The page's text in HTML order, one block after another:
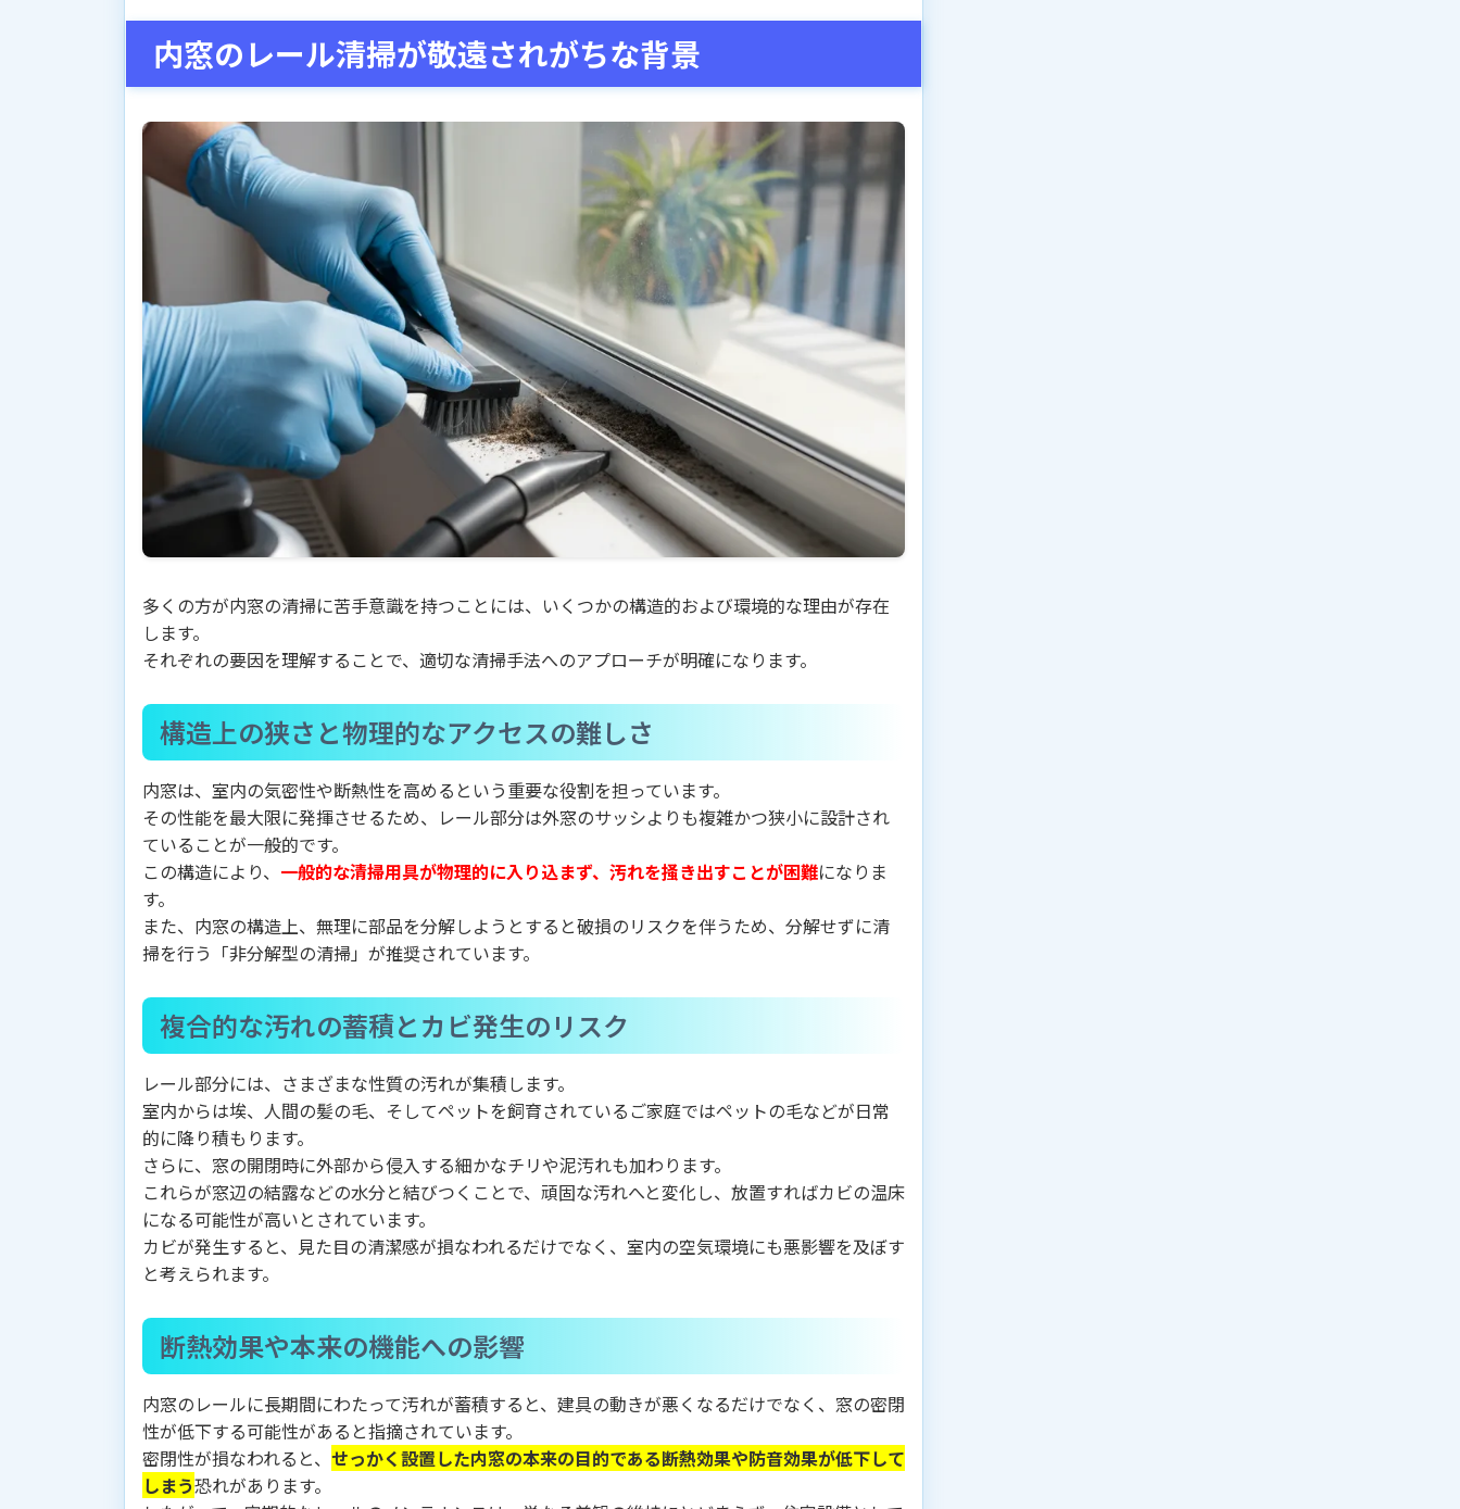
内窓のレール清掃が敬遠されがちな背景
多くの方が内窓の清掃に苦手意識を持つことには、いくつかの構造的および環境的な理由が存在
します。
それぞれの要因を理解することで、適切な清掃手法へのアプローチが明確になります。
構造上の狭さと物理的なアクセスの難しさ
内窓は、室内の気密性や断熱性を高めるという重要な役割を担っています。
その性能を最大限に発揮させるため、レール部分は外窓のサッシよりも複雑かつ狭小に設計され
ていることが一般的です。
この構造により、 一般的な清掃用具が物理的に入り込まず、汚れを掻き出すことが困難になりま
す。
また、内窓の構造上、無理に部品を分解しようとすると破損のリスクを伴うため、分解せずに清
掃を行う「非分解型の清掃」が推奨されています。
複合的な汚れの蓄積とカビ発生のリスク
レール部分には、さまざまな性質の汚れが集積します。
室内からは埃、人間の髪の毛、そしてペットを飼育されているご家庭ではペットの毛などが日常
的に降り積もります。
さらに、窓の開閉時に外部から侵入する細かなチリや泥汚れも加わります。
これらが窓辺の結露などの水分と結びつくことで、頑固な汚れへと変化し、放置すればカビの温床
になる可能性が高いとされています。
カビが発生すると、見た目の清潔感が損なわれるだけでなく、室内の空気環境にも悪影響を及ぼす
と考えられます。
断熱効果や本来の機能への影響
内窓のレールに長期間にわたって汚れが蓄積すると、建具の動きが悪くなるだけでなく、窓の密閉
性が低下する可能性があると指摘されています。
密閉性が損なわれると、 せっかく設置した内窓の本来の目的である断熱効果や防音効果が低下して
しまう恐れがあります。